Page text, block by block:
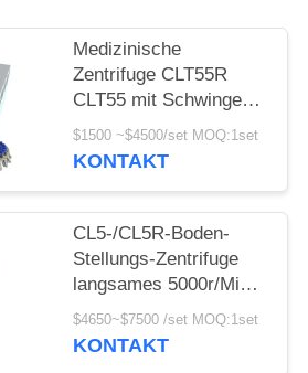
Medizinische
Zentrifuge CLT55R
CLT55 mit Schwingen-
Rotor-langsamer
Zentrifuge
$1500 ~$4500/set MOQ:1set
KONTAKT
CL5-/CL5R-Boden-
Stellungs-Zentrifuge
langsames 5000r/Min
With Swing Rotor
$4650~$7500 /set MOQ:1set
KONTAKT